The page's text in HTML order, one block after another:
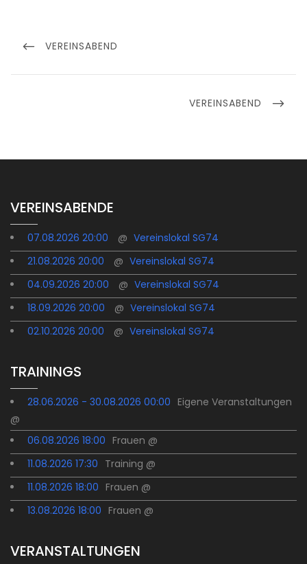
PREVIOUS
VEREINSABEND
NEXT
VEREINSABEND
VEREINSABENDE
07.08.2026 20:00 @ Vereinslokal SG74
21.08.2026 20:00
@ Vereinslokal SG74
04.09.2026 20:00
@ Vereinslokal SG74
18.09.2026 20:00
@ Vereinslokal SG74
02.10.2026 20:00
@ Vereinslokal SG74
TRAININGS
28.06.2026 - 30.08.2026 00:00 Eigene Veranstaltungen
@
06.08.2026 18:00 Frauen @
11.08.2026 17:30 Training @
11.08.2026 18:00 Frauen @
13.08.2026 18:00 Frauen @
VERANSTALTUNGEN